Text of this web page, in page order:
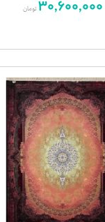
30,600,000تومان